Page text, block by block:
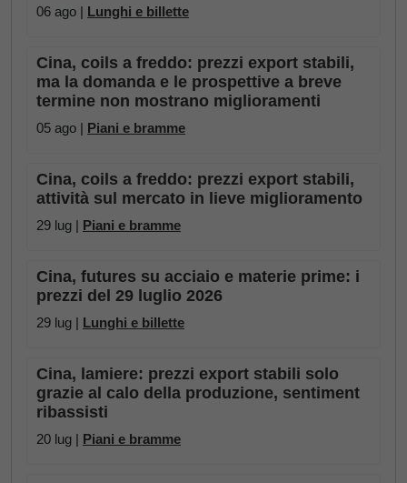
06 ago | Lunghi e billette
Cina, coils a freddo: prezzi export stabili,
ma la domanda e le prospettive a breve
termine non mostrano miglioramenti
05 ago | Piani e bramme
Cina, coils a freddo: prezzi export stabili,
attività sul mercato in lieve miglioramento
29 lug | Piani e bramme
Cina, futures su acciaio e materie prime: i
prezzi del 29 luglio 2026
29 lug | Lunghi e billette
Cina, lamiere: prezzi export stabili solo
grazie al calo della produzione, sentiment
ribassisti
20 lug | Piani e bramme